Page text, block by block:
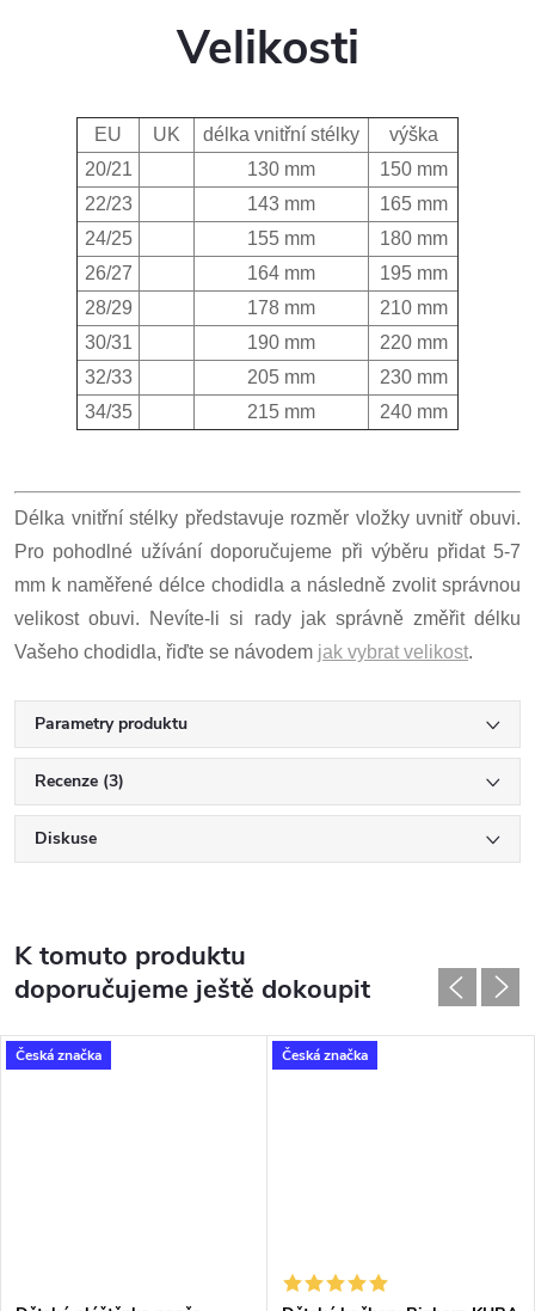
Velikosti
EU UK délka vnitřní stélky
výška
20/21
130 mm
150 mm
22/23
143 mm
165 mm
24/25
155 mm
180 mm
26/27
164 mm
195 mm
28/29
178 mm
210 mm
30/31
190 mm
220 mm
32/33
205 mm
230 mm
34/35
215 mm 240 mm
Délka vnitřní stélky představuje rozměr vložky uvnitř obuvi.
Pro pohodlné užívání doporučujeme při výběru přidat 5-7
mm k naměřené délce chodidla a následně zvolit správnou
velikost obuvi. Nevíte-li si rady jak správně změřit délku
Vašeho chodidla, řiďte se návodem jak vybrat velikost.
Parametry produktu
Recenze (3)
Diskuse
K tomuto produktu
doporučujeme ještě dokoupit
Česká značka Česká značka